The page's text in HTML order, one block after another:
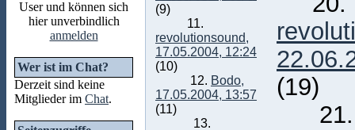
User und können sich
hier unverbindlich
anmelden
Wer ist im Chat?
Derzeit sind keine
Mitglieder im Chat.
(9)
11.
revolutionsound,
17.05.2004, 12:24
(10)
12. Bodo,
17.05.2004, 13:57
(11)
13.
(19)
21.